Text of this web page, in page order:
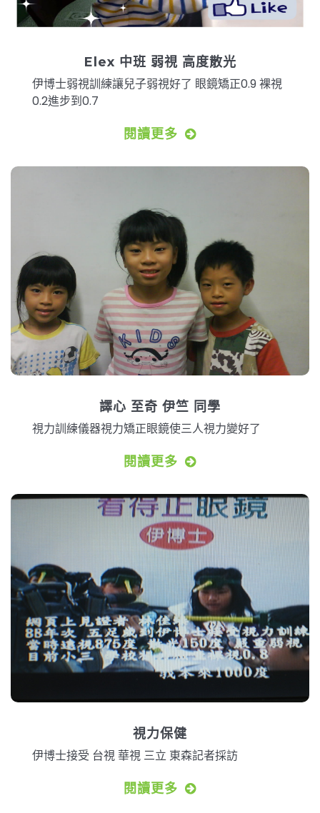
Elex 中班 弱視 高度散光
伊博士弱視訓練讓兒子弱視好了 眼鏡矯正0.9 裸視
0.2進步到0.7
閱讀更多
譯心 至奇 伊竺 同學
視力訓練儀器視力矯正眼鏡使三人視力變好了
閱讀更多
視力保健
伊博士接受 台視 華視 三立 東森記者採訪
閱讀更多